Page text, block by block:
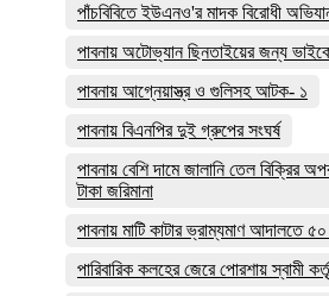
পাঁচবিবিতে ইউএনও'র মাদক বিরোধী
পাবনায় অটোভ্যান ছিনতাইয়ের জন্য
পাবনায় আগ্নেয়াস্ত্র ও গুলিসহ আটক- ১
পাবনায় বিএনপির দুই গ্রুপের সংঘর্ষ
পাবনায় বেশি দামে জালানি তেল বিক্রির
টাকা জরিমানা
পাবনায় মাটি কাটার ভ্রাম্যমাণ আদালতে ৫০
পারিবারিক কলহের জেরে পোরশায় স্বামী